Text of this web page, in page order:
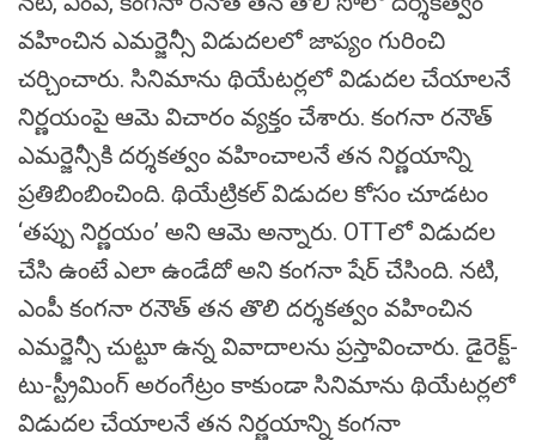
వహించిన ఎమర్జెన్సీ విడుదలలో జాప్యం గురించి
చర్చించారు. సినిమాను థియేటర్లలో విడుదల చేయాలనే
నిర్ణయంపై ఆమె విచారం వ్యక్తం చేశారు. కంగనా రనౌత్
ఎమర్జెన్సీకి దర్శకత్వం వహించాలనే తన నిర్ణయాన్ని
ప్రతిబింబించింది. థియేట్రికల్ విడుదల కోసం చూడటం
‘తప్పు నిర్ణయం’ అని ఆమె అన్నారు. OTTలో విడుదల
చేసి ఉంటే ఎలా ఉండేదో అని కంగనా షేర్ చేసింది. నటి,
ఎంపీ కంగనా రనౌత్ తన తొలి దర్శకత్వం వహించిన
ఎమర్జెన్సీ చుట్టూ ఉన్న వివాదాలను ప్రస్తావించారు. డైరెక్ట్-
టు-స్ట్రీమింగ్ అరంగేట్రం కాకుండా సినిమాను థియేటర్లలో
విడుదల చేయాలనే తన నిర్ణయాన్ని కంగనా